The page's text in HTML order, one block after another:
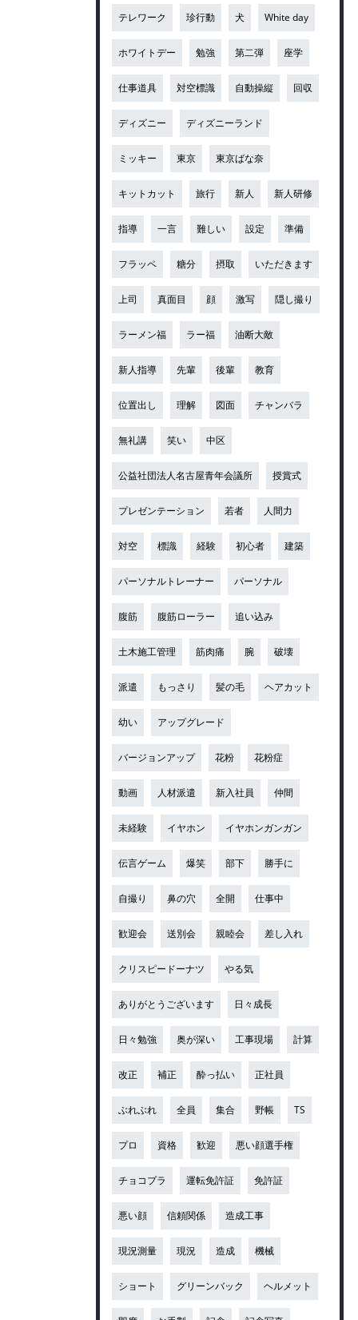
テレワーク 珍行動 犬 White day
ホワイトデー 勉強 第二弾 座学
仕事道具 対空標識 自動操縦 回収
ディズニー ディズニーランド
ミッキー 東京 東京ばな奈
キットカット 旅行 新人 新人研修
指導 一言 難しい 設定 準備
フラッペ 糖分 摂取 いただきます
上司 真面目 顔 激写 隠し撮り
ラーメン福 ラー福 油断大敵
新人指導 先輩 後輩 教育
位置出し 理解 図面 チャンバラ
無礼講 笑い 中区
公益社団法人名古屋青年会議所 授賞式
プレゼンテーション 若者 人間力
対空 標識 経験 初心者 建築
パーソナルトレーナー パーソナル
腹筋 腹筋ローラー 追い込み
土木施工管理 筋肉痛 腕 破壊
派遣 もっさり 髪の毛 ヘアカット
幼い アップグレード
バージョンアップ 花粉 花粉症
動画 人材派遣 新入社員 仲間
未経験 イヤホン イヤホンガンガン
伝言ゲーム 爆笑 部下 勝手に
自撮り 鼻の穴 全開 仕事中
歓迎会 送別会 親睦会 差し入れ
クリスピードーナツ やる気
ありがとうございます 日々成長
日々勉強 奥が深い 工事現場 計算
改正 補正 酔っ払い 正社員
ぶれぶれ 全員 集合 野帳 TS
プロ 資格 歓迎 悪い顔選手権
チョコプラ 運転免許証 免許証
悪い顔 信頼関係 造成工事
現況測量 現況 造成 機械
ショート グリーンバック ヘルメット